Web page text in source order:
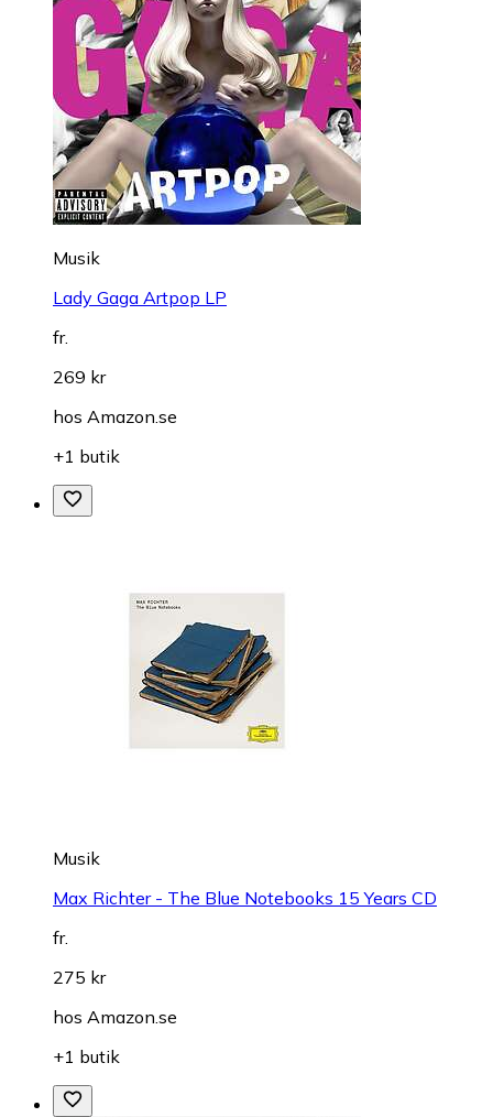
Musik
Lady Gaga Artpop LP
fr.
269 kr
hos Amazon.se
+1 butik
Musik
Max Richter - The Blue Notebooks 15 Years CD
fr.
275 kr
hos Amazon.se
+1 butik